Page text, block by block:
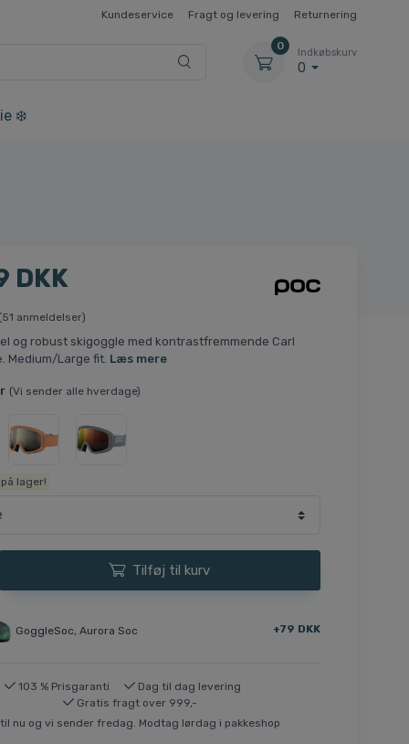
Kundeservice Fragt og levering Returnering
0
Indkøbskurv
0
❄️
DKK
anmeldelser)
og robust skigoggle med kontrastfremmende Carl
Medium/Large fit. Læs mere
(Vi sender alle hverdage)
lager!
Tilføj til kurv
GoggleSoc, Aurora Soc +79 DKK
103 % Prisgaranti
Dag til dag levering
Gratis fragt over 999,-
nu og vi sender fredag. Modtag lørdag i pakkeshop